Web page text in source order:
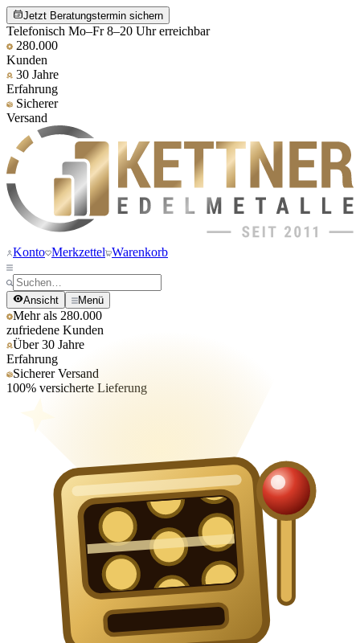
Jetzt Beratungstermin sichern
Telefonisch Mo–Fr 8–20 Uhr erreichbar
280.000
Kunden
30 Jahre
Erfahrung
Sicherer
Versand
Konto Merkzettel Warenkorb
Ansicht Menü
Mehr als 280.000
zufriedene Kunden
Über 30 Jahre
Erfahrung
Sicherer Versand
100% versicherte Lieferung